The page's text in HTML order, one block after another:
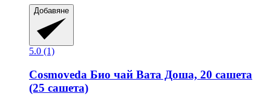
Добавяне
5.0 (1)
Cosmoveda Био чай Вата Доша, 20 сашета
(25 сашета)